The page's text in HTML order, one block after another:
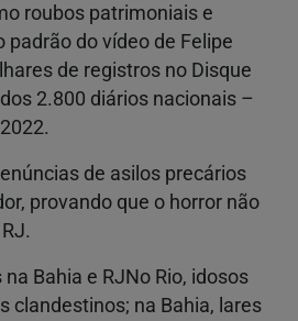
roubos patrimoniais e
padrão do vídeo de Felipe
de registros no Disque
2.800 diários nacionais –
de asilos precários
provando que o horror não
Bahia e RJNo Rio, idosos
clandestinos; na Bahia, lares